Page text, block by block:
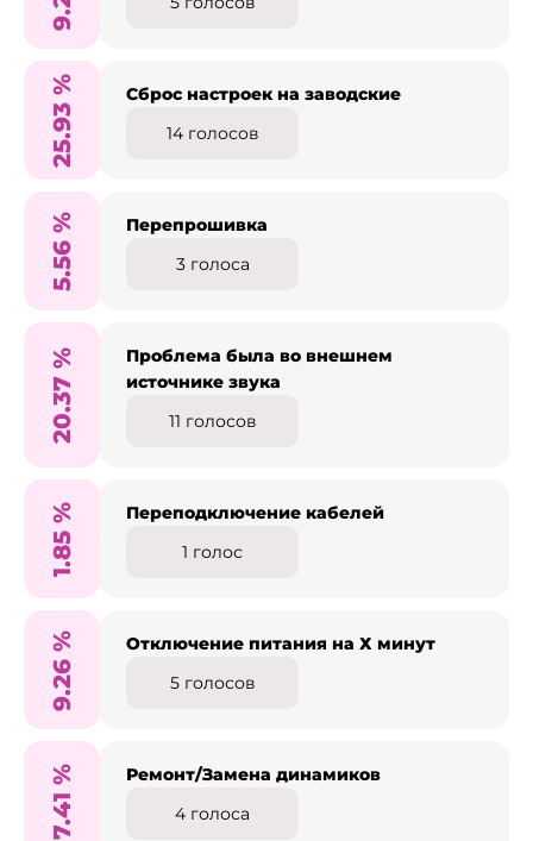
25.93
%
Сброс настроек на заводские
14голосов
5.56
%
Перепрошивка
3голоса
20.37
%
Проблема была во внешнем
источнике звука
11 голосов
1.85
%
Переподключение кабелей
1 голос
9.26
%
Отключение питания на Х минут
5голосов
7.41
%
Ремонт/Замена динамиков
4 голоса